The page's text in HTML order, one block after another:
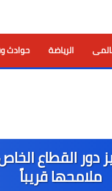
الرياضة حوادث
القطاع
ملامحها قريباً